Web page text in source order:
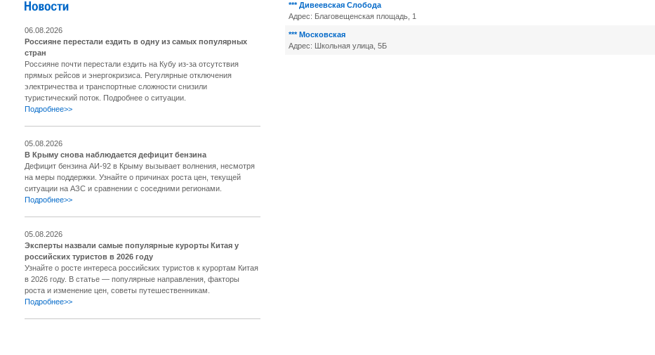
06.08.2026
Россияне перестали ездить в одну из самых популярных
стран
Россияне почти перестали ездить на Кубу из-за отсутствия
прямых рейсов и энергокризиса. Регулярные отключения
электричества и транспортные сложности снизили
туристический поток. Подробнее о ситуации.
Подробнее>>
05.08.2026
В Крыму снова наблюдается дефицит бензина
Дефицит бензина АИ-92 в Крыму вызывает волнения, несмотря
на меры поддержки. Узнайте о причинах роста цен, текущей
ситуации на АЗС и сравнении с соседними регионами.
Подробнее>>
05.08.2026
Эксперты назвали самые популярные курорты Китая у
российских туристов в 2026 году
Узнайте о росте интереса российских туристов к курортам Китая
в 2026 году. В статье — популярные направления, факторы
роста и изменение цен, советы путешественникам.
Подробнее>>
*** Дивеевская Слобода
Адрес: Благовещенская площадь, 1
*** Московская
Адрес: Школьная улица, 5Б